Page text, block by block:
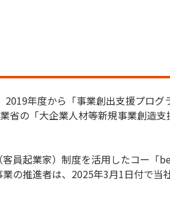
年度から「事業創出支援プロ
の「大企業人材等新規事業創造
員起業家）制度を活用したコー
の推進者は、2025年3月1日付で